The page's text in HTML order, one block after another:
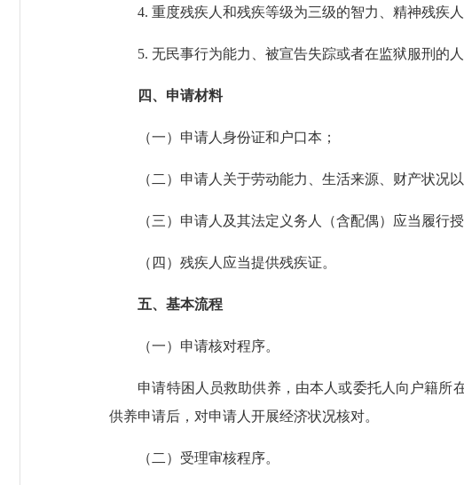
4. 重度残疾人和残疾等级为三级的智力、精神残疾人
5. 无民事行为能力、被宣告失踪或者在监狱服刑的人
四、申请材料
（一）申请人身份证和户口本；
（二）申请人关于劳动能力、生活来源、财产状况以
（三）申请人及其法定义务人（含配偶）应当履行授
（四）残疾人应当提供残疾证。
五、基本流程
（一）申请核对程序。
申请特困人员救助供养，由本人或委托人向户籍所在
供养申请后，对申请人开展经济状况核对。
（二）受理审核程序。